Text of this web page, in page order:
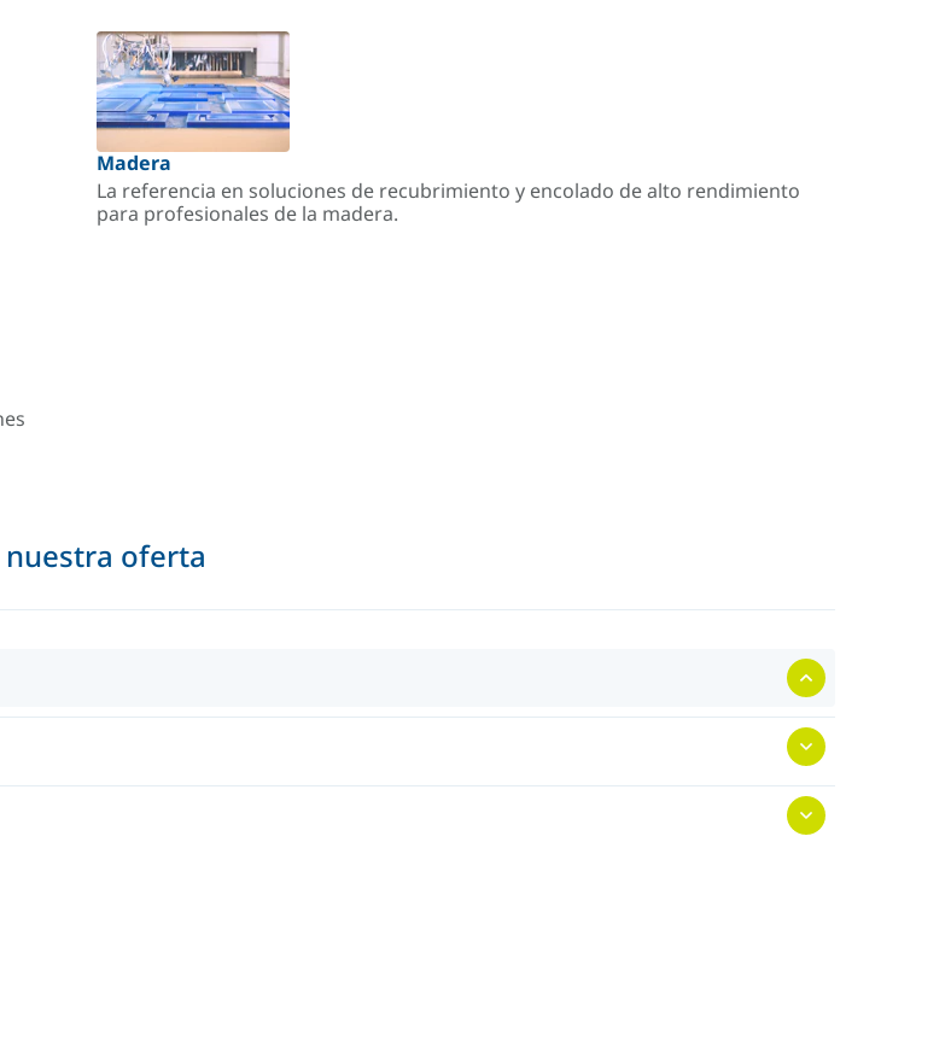
Madera
La referencia en soluciones de recubrimiento y encolado de alto rendimiento
para profesionales de la madera.
oferta